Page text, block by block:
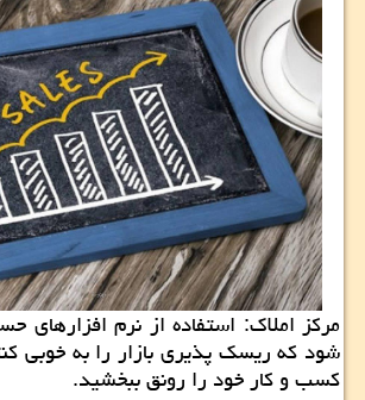
مرکز املاک: استفاده از نرم افزارهای
شود که ریسک پذیری بازار را به خوبی
کسب و کار خود را رونق ببخشید.